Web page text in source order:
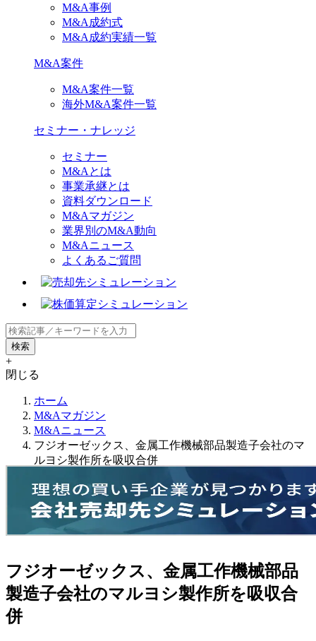
M&A事例
M&A成約式
M&A成約実績一覧
M&A案件
M&A案件一覧
海外M&A案件一覧
セミナー・ナレッジ
セミナー
M&Aとは
事業承継とは
資料ダウンロード
M&Aマガジン
業界別のM&A動向
M&Aニュース
よくあるご質問
+
閉じる
ホーム
M&Aマガジン
M&Aニュース
フジオーゼックス、金属工作機械部品製造子会社のマ
ルヨシ製作所を吸収合併
フジオーゼックス、金属工作機械部品
製造子会社のマルヨシ製作所を吸収合
併